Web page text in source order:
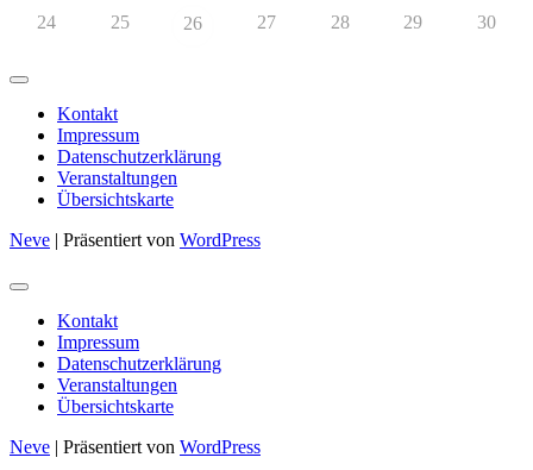
24 25 26 27 28 29 30
Kontakt
Impressum
Datenschutzerklärung
Veranstaltungen
Übersichtskarte
Neve | Präsentiert von WordPress
Kontakt
Impressum
Datenschutzerklärung
Veranstaltungen
Übersichtskarte
Neve | Präsentiert von WordPress